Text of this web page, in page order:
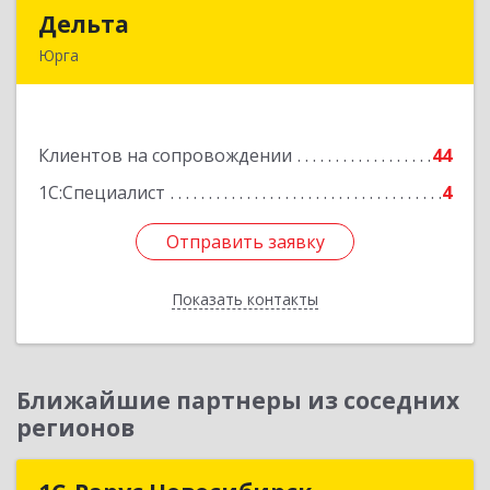
Дельта
Юрга
Клиентов на сопровождении
44
1С:Специалист
4
Отправить заявку
Показать контакты
Отправить заявку
Назад
Ближайшие партнеры из соседних
регионов